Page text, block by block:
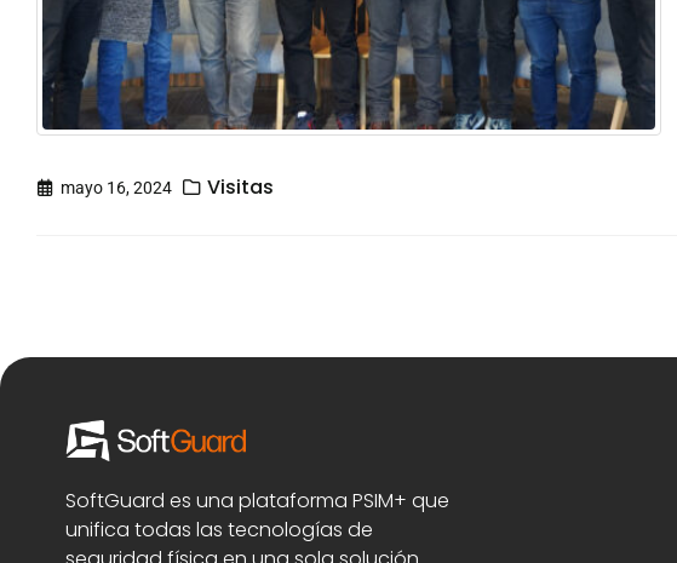
mayo 16, 2024 Visitas
SoftGuard es una plataforma PSIM+ que
unifica todas las tecnologías de